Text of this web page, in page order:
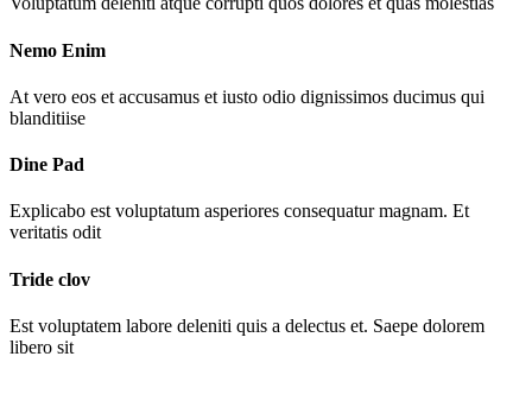
Nemo Enim
At vero eos et accusamus et iusto odio dignissimos ducimus qui
blanditiise
Dine Pad
Explicabo est voluptatum asperiores consequatur magnam. Et
veritatis odit
Tride clov
Est voluptatem labore deleniti quis a delectus et. Saepe dolorem
libero sit